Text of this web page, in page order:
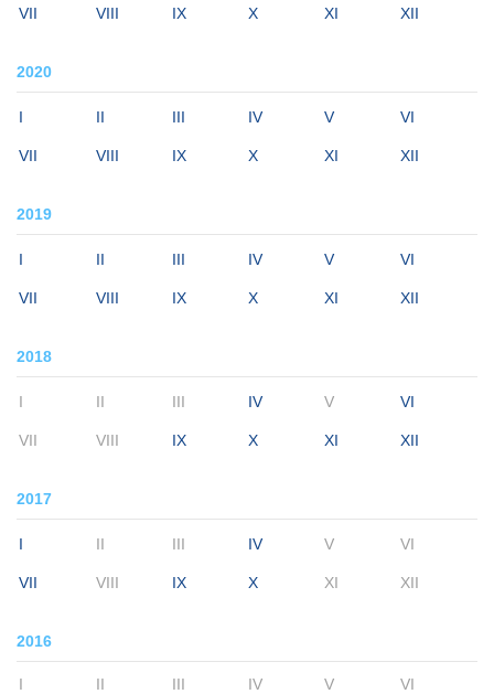
VII VIII IX X XI XII
2020
I II III IV V VI
VII VIII IX X XI XII
2019
I II III IV V VI
VII VIII IX X XI XII
2018
I II III IV V VI
VII VIII IX X XI XII
2017
I II III IV V VI
VII VIII IX X XI XII
2016
I II III IV V VI